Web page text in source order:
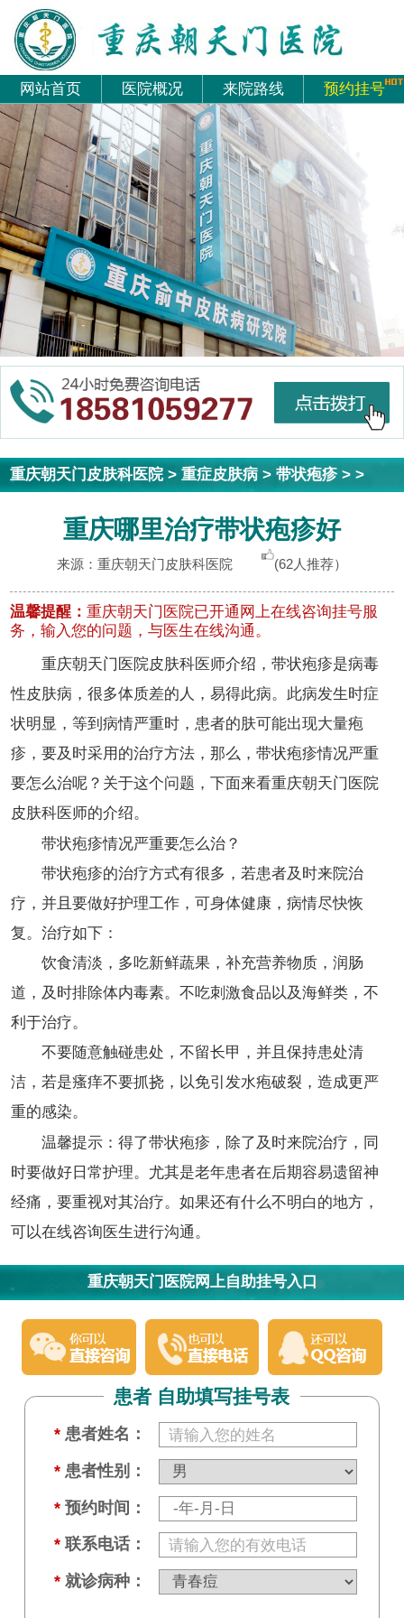
网站首页 医院概况 来院路线 预约挂号
重庆朝天门皮肤科医院>重症皮肤病 >带状疱疹> >
重庆哪里治疗带状疱疹好
来源：重庆朝天门皮肤科医院 (62人推荐）
温馨提醒：重庆朝天门医院已开通网上在线咨询挂号服
务，输入您的问题，与医生在线沟通。
重庆朝天门医院皮肤科医师介绍，带状疱疹是病毒
性皮肤病，很多体质差的人，易得此病。此病发生时症
状明显，等到病情严重时，患者的肤可能出现大量疱
疹，要及时采用的治疗方法，那么，带状疱疹情况严重
要怎么治呢？关于这个问题，下面来看重庆朝天门医院
皮肤科医师的介绍。
带状疱疹情况严重要怎么治？
带状疱疹的治疗方式有很多，若患者及时来院治
疗，并且要做好护理工作，可身体健康，病情尽快恢
复。治疗如下：
饮食清淡，多吃新鲜蔬果，补充营养物质，润肠
道，及时排除体内毒素。不吃刺激食品以及海鲜类，不
利于治疗。
不要随意触碰患处，不留长甲，并且保持患处清
洁，若是瘙痒不要抓挠，以免引发水疱破裂，造成更严
重的感染。
温馨提示：得了带状疱疹，除了及时来院治疗，同
时要做好日常护理。尤其是老年患者在后期容易遗留神
经痛，要重视对其治疗。如果还有什么不明白的地方，
可以在线咨询医生进行沟通。
重庆朝天门医院网上自助挂号入口
患者 自助填写挂号表
* 患者姓名：
* 患者性别：
* 预约时间：
* 联系电话：
* 就诊病种：